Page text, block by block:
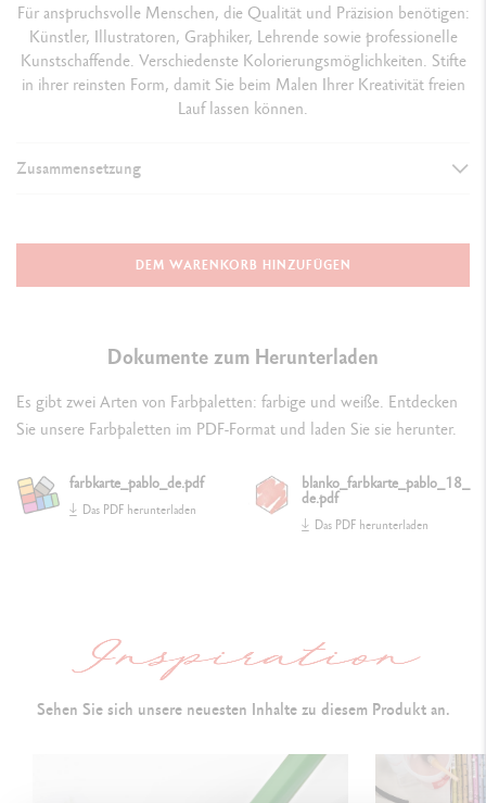
Für anspruchsvolle Menschen, die Qualität und Präzision benötigen:
Künstler, Illustratoren, Graphiker, Lehrende sowie professionelle
Kunstschaffende. Verschiedenste Kolorierungsmöglichkeiten. Stifte
in ihrer reinsten Form, damit Sie beim Malen Ihrer Kreativität freien
Lauf lassen können.
Zusammensetzung
Erstklassiges, FSC™-zertifiziertes Zedernholz
DETAILS DER MINE
Trockene und wasserbeständige Mine
Ausgezeichnete Lichtbeständigkeit
ANWENDUNGSTECHNIKEN
DEM WARENKORB HINZUFÜGEN
Dokumente zum Herunterladen
Es gibt zwei Arten von Farbpaletten: farbige und weiße. Entdecken
Sie unsere Farbpaletten im PDF-Format und laden Sie sie herunter.
farbkarte_pablo_de.pdf
Das PDF herunterladen
blanko_farbkarte_pablo_18_
de.pdf
Das PDF herunterladen
Sehen Sie sich unsere neuesten Inhalte zu diesem Produkt an.